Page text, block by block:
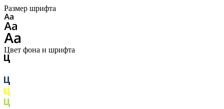
Размер шрифта
Цвет фона и шрифта